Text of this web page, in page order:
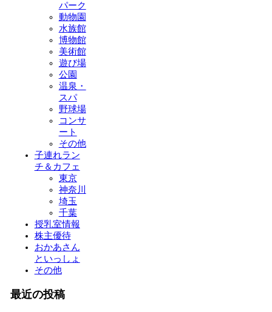
パーク
動物園
水族館
博物館
美術館
遊び場
公園
温泉・
スパ
野球場
コンサ
ート
その他
子連れラン
チ＆カフェ
東京
神奈川
埼玉
千葉
授乳室情報
株主優待
おかあさん
といっしょ
その他
最近の投稿